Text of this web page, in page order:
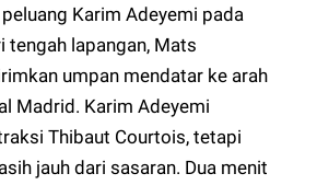
Karim Adeyemi pada
tengah lapangan, Mats
umpan mendatar ke arah
Madrid. Karim Adeyemi
Thibaut Courtois, tetapi
jauh dari sasaran. Dua menit